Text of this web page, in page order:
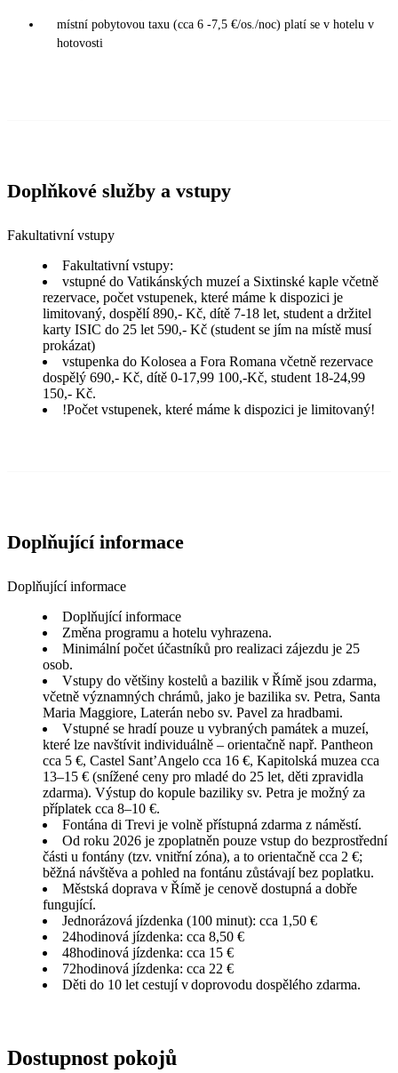
místní pobytovou taxu (cca 6 -7,5 €/os./noc) platí se v hotelu v
hotovosti
Doplňkové služby a vstupy
Fakultativní vstupy
Fakultativní vstupy:
vstupné do Vatikánských muzeí a Sixtinské kaple včetně
rezervace, počet vstupenek, které máme k dispozici je
limitovaný, dospělí 890,- Kč, dítě 7-18 let, student a držitel
karty ISIC do 25 let 590,- Kč (student se jím na místě musí
prokázat)
vstupenka do Kolosea a Fora Romana včetně rezervace
dospělý 690,- Kč, dítě 0-17,99 100,-Kč, student 18-24,99
150,- Kč.
!Počet vstupenek, které máme k dispozici je limitovaný!
Doplňující informace
Doplňující informace
Doplňující informace
Změna programu a hotelu vyhrazena.
Minimální počet účastníků pro realizaci zájezdu je 25
osob.
Vstupy do většiny kostelů a bazilik v Římě jsou zdarma,
včetně významných chrámů, jako je bazilika sv. Petra, Santa
Maria Maggiore, Laterán nebo sv. Pavel za hradbami.
Vstupné se hradí pouze u vybraných památek a muzeí,
které lze navštívit individuálně – orientačně např. Pantheon
cca 5 €, Castel Sant’Angelo cca 16 €, Kapitolská muzea cca
13–15 € (snížené ceny pro mladé do 25 let, děti zpravidla
zdarma). Výstup do kopule baziliky sv. Petra je možný za
příplatek cca 8–10 €.
Fontána di Trevi je volně přístupná zdarma z náměstí.
Od roku 2026 je zpoplatněn pouze vstup do bezprostřední
části u fontány (tzv. vnitřní zóna), a to orientačně cca 2 €;
běžná návštěva a pohled na fontánu zůstávají bez poplatku.
Městská doprava v Římě je cenově dostupná a dobře
fungující.
Jednorázová jízdenka (100 minut): cca 1,50 €
24hodinová jízdenka: cca 8,50 €
48hodinová jízdenka: cca 15 €
72hodinová jízdenka: cca 22 €
Děti do 10 let cestují v doprovodu dospělého zdarma.
Dostupnost pokojů